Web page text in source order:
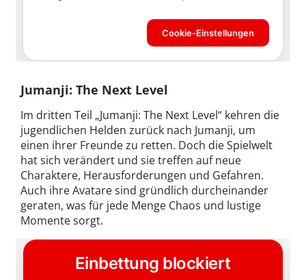
Jumanji: The Next Level
Im dritten Teil „Jumanji: The Next Level“ kehren die
jugendlichen Helden zurück nach Jumanji, um
einen ihrer Freunde zu retten. Doch die Spielwelt
hat sich verändert und sie treffen auf neue
Charaktere, Herausforderungen und Gefahren.
Auch ihre Avatare sind gründlich durcheinander
geraten, was für jede Menge Chaos und lustige
Momente sorgt.